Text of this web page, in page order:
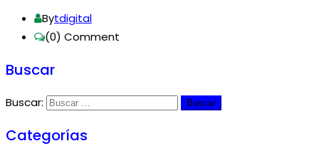
Bytdigital
(0) Comment
Buscar
Buscar:
Categorías